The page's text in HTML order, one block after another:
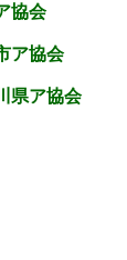
協会
ア協会
県ア協会